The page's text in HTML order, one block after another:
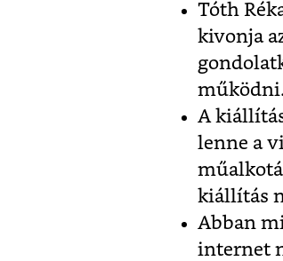
Tóth
kivonja
A
lenne a
kiállítás
Abban
internet